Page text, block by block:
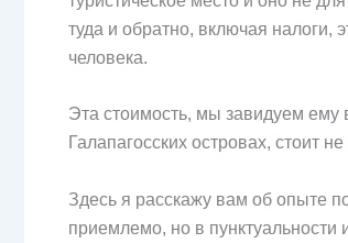
туда и обратно, включая
человека.
Эта стоимость, мы завидуем ему
Галапагосских островах, стоит
Здесь я расскажу вам об опыте
приемлемо, но в пунктуальности